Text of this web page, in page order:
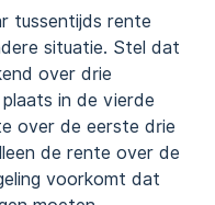
tussentijds rente
situatie. Stel dat
over drie
in de vierde
over de eerste drie
de rente over de
voorkomt dat